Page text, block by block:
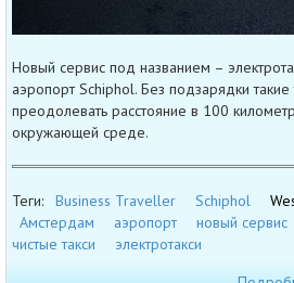
Новый сервис под названием –
аэропорт Schiphol. Без подзарядки такие
преодолевать расстояние в 100
окружающей среде.
Теги: Business Traveller Schiphol
Амстердам
аэропорт новый сервис
чистые такси
электротакси